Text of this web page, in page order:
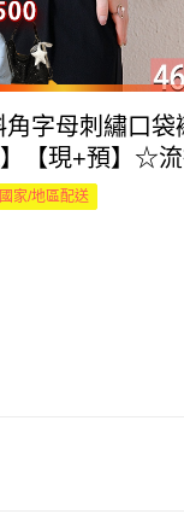
字母刺繡口袋
】【現+預】☆
國家/地區配送